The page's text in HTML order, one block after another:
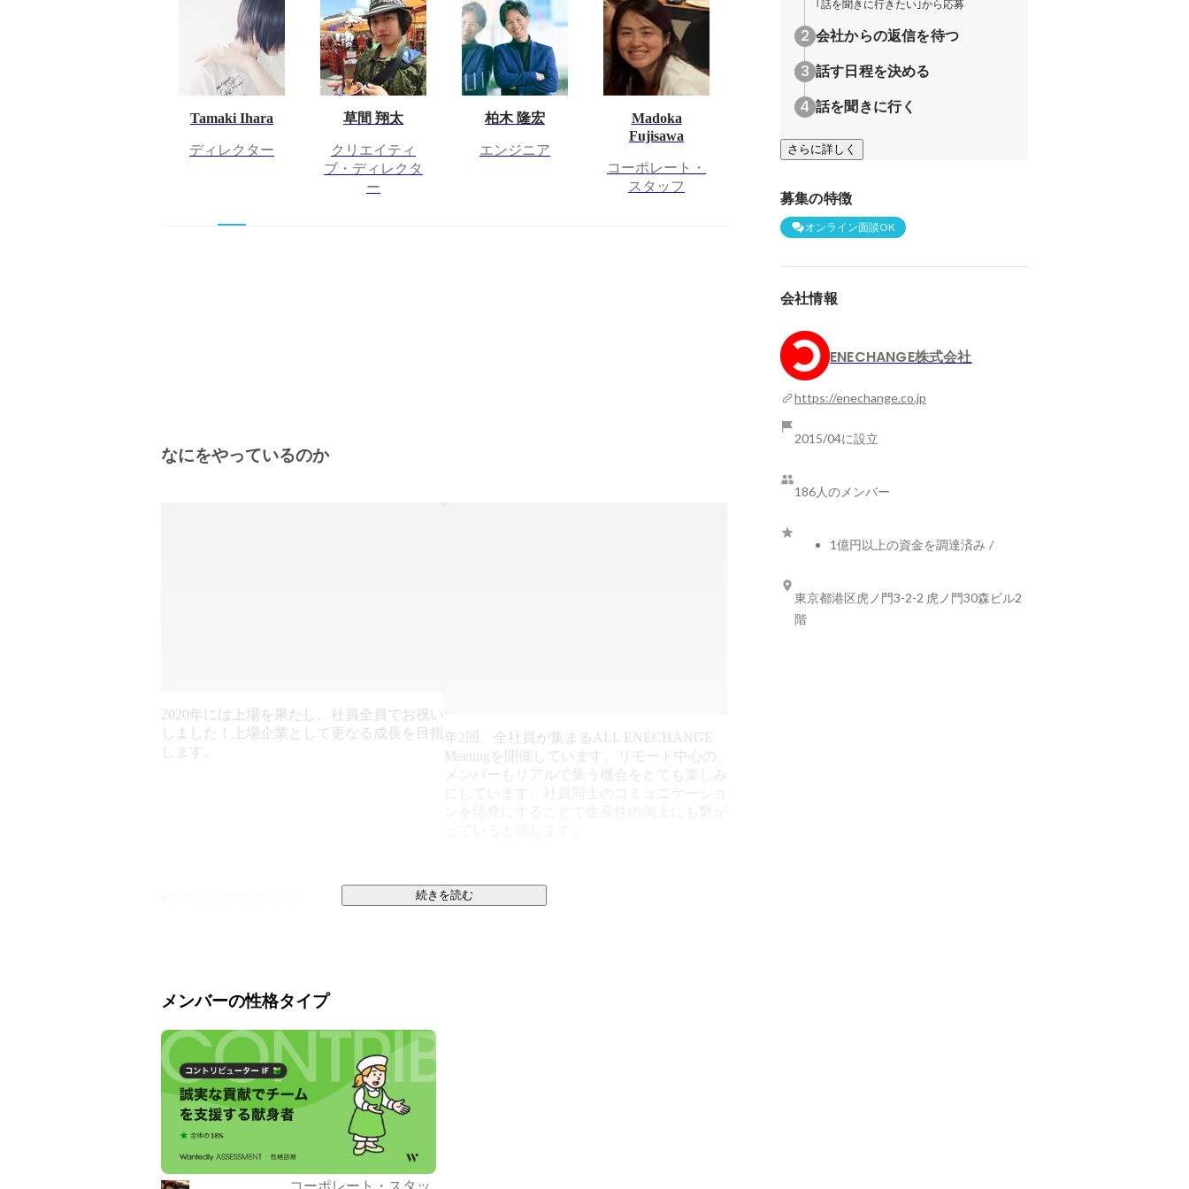
Tamaki Ihara
ディレクター
草間 翔太
クリエイティ
ブ・ディレクタ
ー
柏木 隆宏
エンジニア
Madoka
Fujisawa
コーポレート・
スタッフ
なにをやっているのか
2020年には上場を果たし、社員全員でお祝い
しました！上場企業として更なる成長を目指
します。
年2回、全社員が集まるALL ENECHANGE
Meetingを開催しています。リモート中心の
メンバーもリアルで集う機会をとても楽しみ
日本を代表するエネルギーテックカンパニーです。
ENECHANGEのはじまりは、英ケンブリッジの研究機関にあります。
その名も、ケンブリッジ・エナジーデータ・ラボ。
東日本大震災を契機として、未来のエネルギーのあり方を考えるために設立された研究所で
す。
最先端の研究に携わるデータ・AI・統計の専門家たちが世界中から集い、「エネルギーデータ
の活用によるエネルギーの未来」を語り明かした日々。
続きを読む
メンバーの性格タイプ
コーポレート・スタッ
｢話を聞きに行きたい｣から応募
会社からの返信を待つ
話す日程を決める
話を聞きに行く
さらに詳しく
募集の特徴
オンライン面談OK
会社情報
ENECHANGE株式会社
https://enechange.co.jp
2015/04に設立
186人のメンバー
1億円以上の資金を調達済み /
東京都港区虎ノ門3-2-2 虎ノ門30森ビル2
階